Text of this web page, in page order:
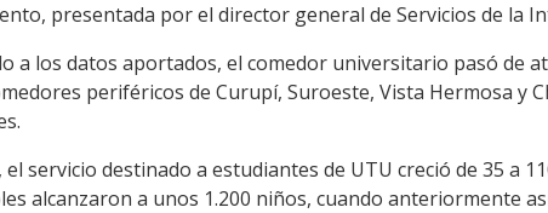
presentada por el director general de Servicios de la
a los datos aportados, el comedor universitario pasó de
periféricos de Curupí, Suroeste, Vista Hermosa y
el servicio destinado a estudiantes de UTU creció de 35 a
alcanzaron a unos 1.200 niños, cuando anteriormente